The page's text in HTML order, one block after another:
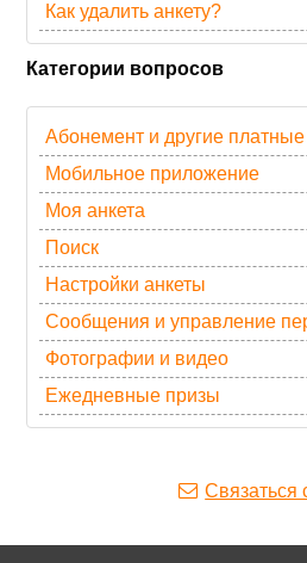
Как удалить анкету?
Категории вопросов
Абонемент и другие платные
Мобильное приложение
Моя анкета
Поиск
Настройки анкеты
Сообщения и управление
Фотографии и видео
Ежедневные призы
Связаться